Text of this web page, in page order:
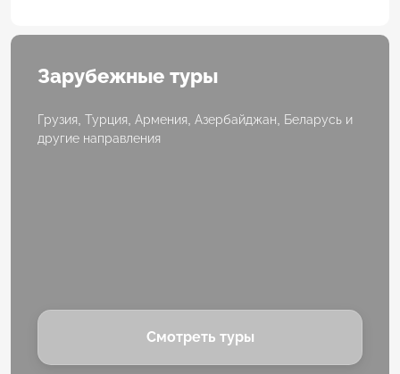
Зарубежные туры
Грузия, Турция, Армения, Азербайджан, Беларусь и
другие направления
Смотреть туры